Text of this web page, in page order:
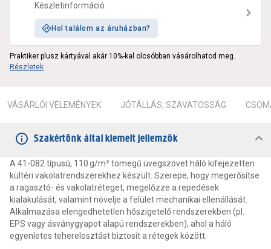
Készletinformáció
Hol találom az áruházban?
Praktiker plusz kártyával akár 10%-kal olcsóbban vásárolhatod meg.
Részletek
VÁSÁRLÓI VÉLEMÉNYEK JÓTÁLLÁS, SZAVATOSSÁG
Szakértőnk által kiemelt jellemzők
A 41-082 típusú, 110 g/m² tömegű üvegszövet háló kifejezetten
kültéri vakolatrendszerekhez készült. Szerepe, hogy megerősítse
a ragasztó- és vakolatréteget, megelőzze a repedések
kialakulását, valamint növelje a felület mechanikai ellenállását.
Alkalmazása elengedhetetlen hőszigetelő rendszerekben (pl.
EPS vagy ásványgyapot alapú rendszerekben), ahol a háló
egyenletes teherelosztást biztosít a rétegek között.